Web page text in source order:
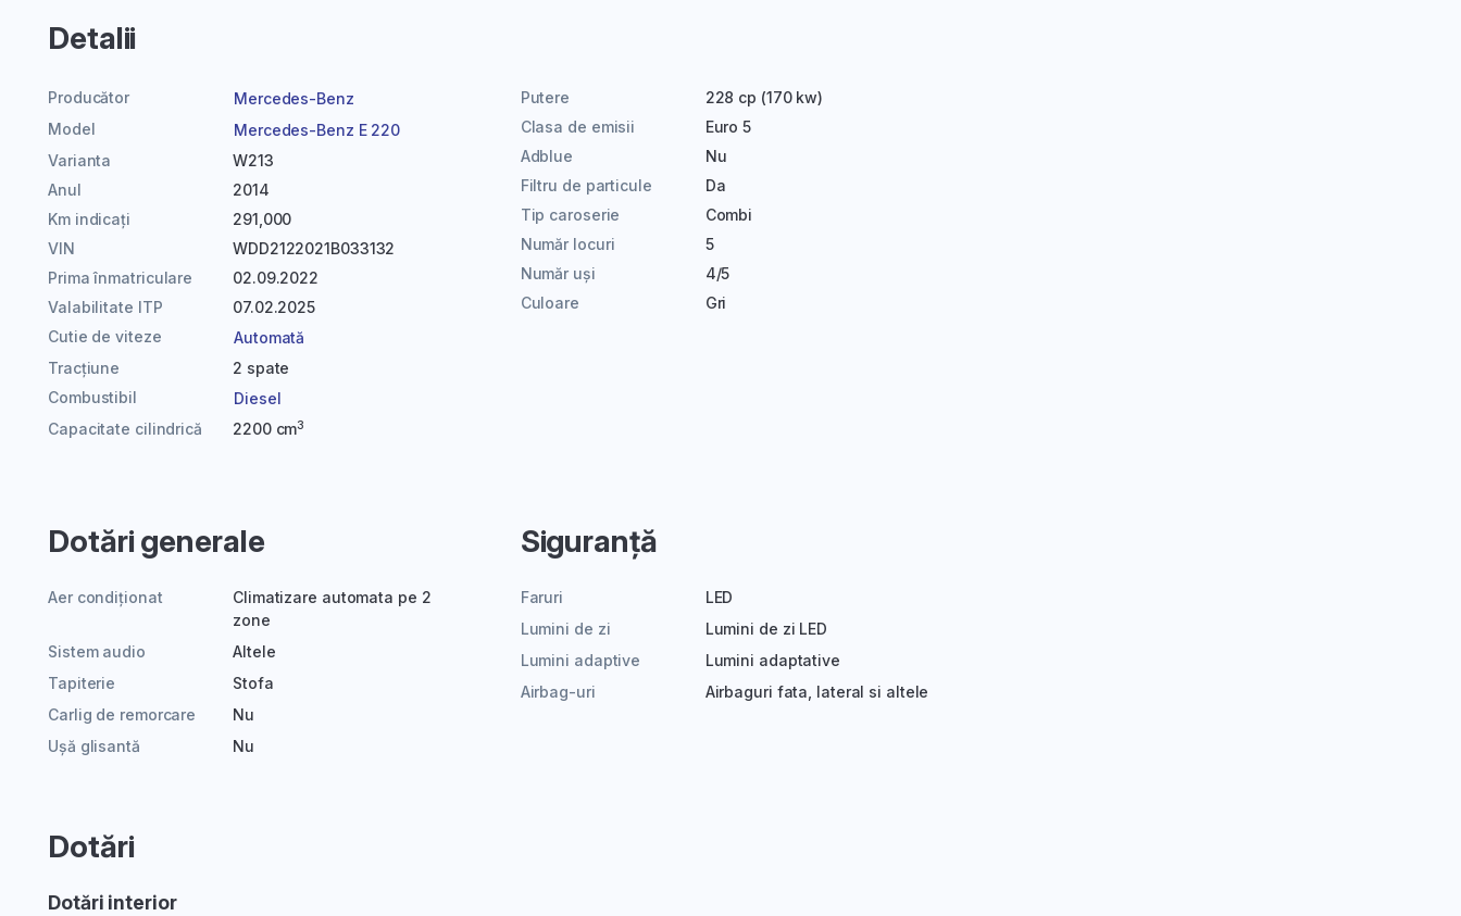
Detalii
Producător
Mercedes-Benz
Model
Mercedes-Benz E 220
Varianta
W213
Anul
2014
Km indicați
291,000
VIN
WDD2122021B033132
Prima înmatriculare
02.09.2022
Valabilitate ITP
07.02.2025
Cutie de viteze
Automată
Tracțiune
2 spate
Combustibil
Diesel
Capacitate cilindrică
2200 cm3
Putere
228 cp (170 kw)
Clasa de emisii
Euro 5
Adblue
Nu
Filtru de particule
Da
Tip caroserie
Combi
Număr locuri
5
Număr uși
4/5
Culoare
Gri
Dotări generale
Aer condiționat
Climatizare automata pe 2
zone
Sistem audio
Altele
Tapiterie
Stofa
Carlig de remorcare
Nu
Ușă glisantă
Nu
Siguranță
Faruri
LED
Lumini de zi
Lumini de zi LED
Lumini adaptive
Lumini adaptative
Airbag-uri
Airbaguri fata, lateral si altele
Dotări
Dotări interior